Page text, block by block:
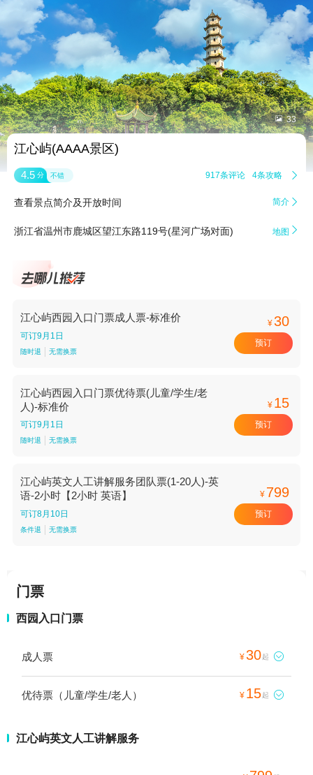
 33
江心屿(AAAA景区)
4.5 分 不错 917条评论 4条攻略 
查看景点简介及开放时间 简介 
浙江省温州市鹿城区望江东路119号(星河广场对面) 地图 
江心屿西园入口门票成人票-标准价
可订9月1日
随时退 无需换票
¥30
预订
江心屿西园入口门票优待票(儿童/学生/老
人)-标准价
可订9月1日
随时退 无需换票
¥ 15
预订
江心屿英文人工讲解服务团队票(1-20人)-英
语-2小时【2小时 英语】
可订8月10日
条件退 无需换票
¥ 799
预订
门票
西园入口门票
成人票 ¥30起 
优待票（儿童/学生/老人） ¥ 15起 
江心屿英文人工讲解服务